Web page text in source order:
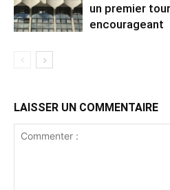
un premier
encourageant
LAISSER UN COMMENTAIRE